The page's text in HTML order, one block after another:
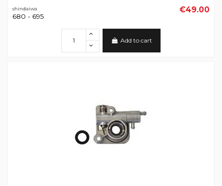
shindaiwa
680 - 695
€49.00
Add to cart